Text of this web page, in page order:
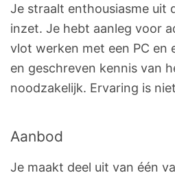
Je straalt enthousiasme uit
inzet. Je hebt aanleg voor
vlot werken met een PC en
en geschreven kennis van
noodzakelijk. Ervaring is
Aanbod
Je maakt deel uit van één